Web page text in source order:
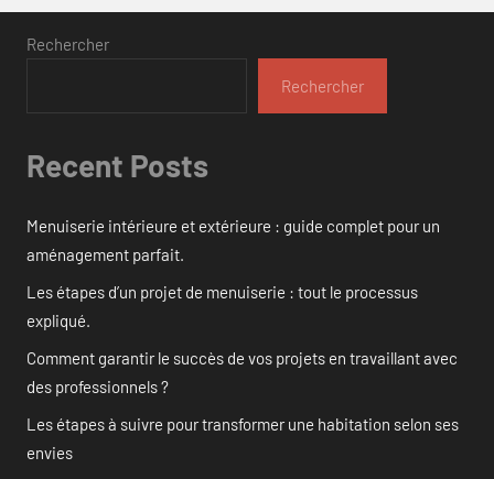
Rechercher
Rechercher
Recent Posts
Menuiserie intérieure et extérieure : guide complet pour un
aménagement parfait.
Les étapes d’un projet de menuiserie : tout le processus
expliqué.
Comment garantir le succès de vos projets en travaillant avec
des professionnels ?
Les étapes à suivre pour transformer une habitation selon ses
envies